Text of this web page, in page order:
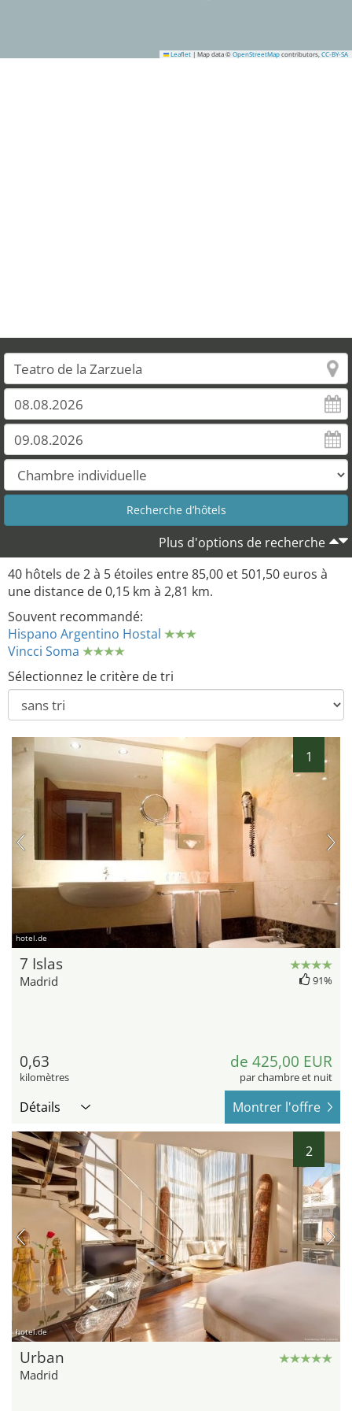
Leaflet | Map data © OpenStreetMap contributors, CC-BY-SA
Plus d'options de recherche
40 hôtels de 2 à 5 étoiles entre 85,00 et 501,50 euros à
une distance de 0,15 km à 2,81 km.
Souvent recommandé:
Hispano Argentino Hostal
Vincci Soma
Sélectionnez le critère de tri
1
hotel.de
7 Islas
Madrid 91%
0,63
kilomètres
de 425,00 EUR
par chambre et nuit
Détails Montrer l'offre
2
hotel.de
Urban
Madrid